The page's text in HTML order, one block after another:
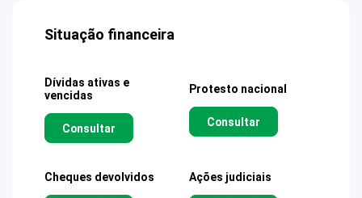
Situação financeira
Dívidas ativas e
vencidas
Consultar
Protesto nacional
Consultar
Cheques devolvidos Ações judiciais